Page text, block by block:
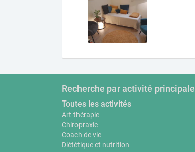
Recherche par activité principale
Toutes les activités
Art-thérapie
Chiropraxie
Coach de vie
Diététique et nutrition